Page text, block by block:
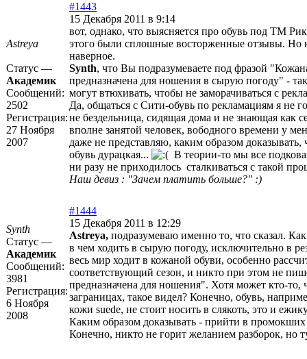
Astreya
Статус —
Академик
Сообщений:
2502
Регистрация:
27 Ноября
2007
#1443
15 Декабря 2011 в 9:14
вот, однако, что выясняется про обувь под ТМ
этого были сплошные восторженные отзывы. Но
наверное.
Synth, что Вы подразумеваете под фразой
предназначена для ношения в сырую погоду" -
могут втюхивать, чтобы не заморачиваться с
Да, общаться с Сити-обувь по рекламациям я не
не бездельница, сидящая дома и не знающая как
вполне занятой человек, вободного времени у
даже не представляю, каким образом доказывать,
обувь дурацкая...
В теории-то мы все
ни разу не приходилось сталкиваться с такой
Наш девиз : "Зачем платить больше?" :)
Synth
Статус —
Академик
Сообщений:
3981
Регистрация:
6 Ноября
2008
#1444
15 Декабря 2011 в 12:29
Astreya, подразумеваю именно то, что сказал.
в чем ходить в сырую погоду, исключительно в
весь мир ходит в кожаной обуви, особенно
соответствующий сезон, и никто при этом не
предназначена для ношения". Хотя может кто-
заграницах, такое видел? Конечно, обувь,
кожи suede, не стоит носить в слякоть, это и
Каким образом доказывать - прийти в промокших
Конечно, никто не горит желанием разборок, но